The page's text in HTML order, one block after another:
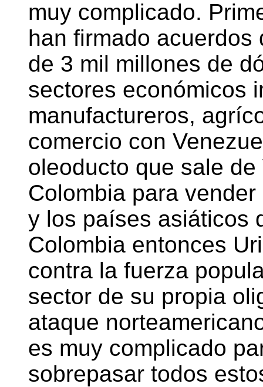
muy complicado.
han firmado
de 3 mil millones de
sectores económicos
manufactureros,
comercio con
oleoducto que sale
Colombia para
y los países asiáticos
Colombia entonces
contra la fuerza
sector de su propia
ataque
es muy complicado
sobrepasar todos